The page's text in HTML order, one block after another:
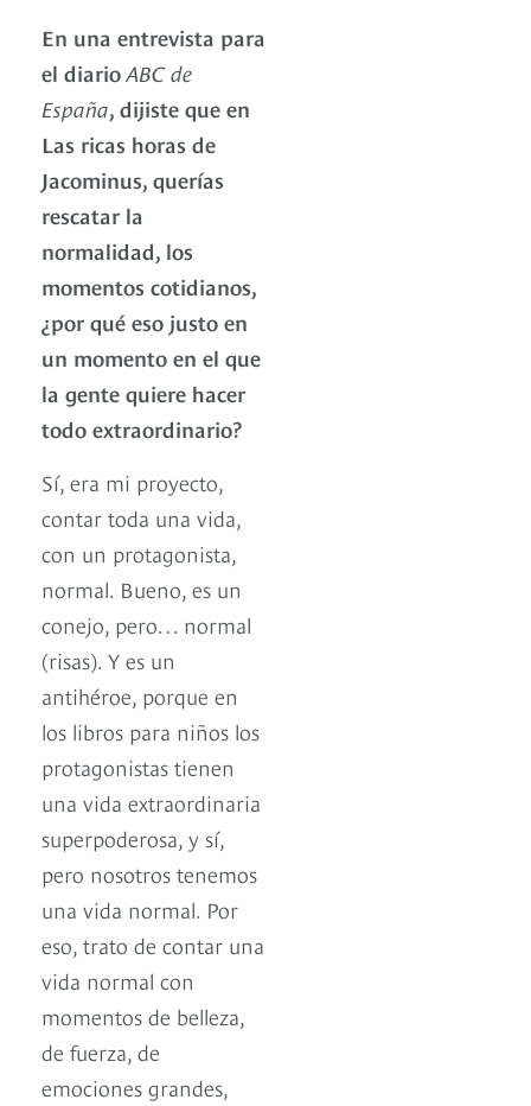
En una entrevista para
el diarioABC de
España, dijiste que en
Las ricas horas de
Jacominus, querías
rescatar la
normalidad, los
momentos cotidianos,
¿por qué eso justo en
un momento en el que
la gente quiere hacer
todo extraordinario?
Sí, era mi proyecto,
contar toda una vida,
con un protagonista,
normal. Bueno, es un
conejo, pero… normal
(risas). Y es un
antihéroe, porque en
los libros para niños los
protagonistas tienen
una vida extraordinaria
superpoderosa, y sí,
pero nosotros tenemos
una vida normal. Por
eso, trato de contar una
vida normal con
momentos de belleza,
de fuerza, de
emociones grandes,